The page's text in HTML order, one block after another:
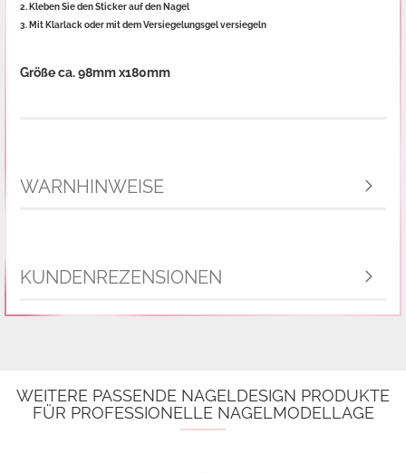
2. Kleben Sie den Sticker auf den Nagel
3. Mit Klarlack oder mit dem Versiegelungsgel versiegeln
Größe ca. 98mm x180mm
WARNHINWEISE
KUNDENREZENSIONEN
WEITERE PASSENDE NAGELDESIGN PRODUKTE
FÜR PROFESSIONELLE NAGELMODELLAGE